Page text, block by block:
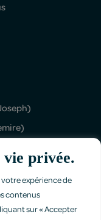
vie privée.
expérience de
contenus
sur « Accepter